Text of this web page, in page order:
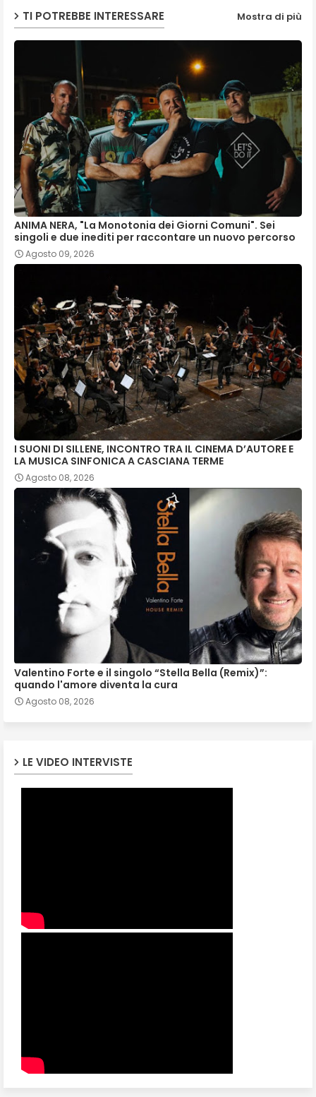
TI POTREBBE INTERESSARE Mostra di più
ANIMA NERA, "La Monotonia dei Giorni Comuni". Sei
singoli e due inediti per raccontare un nuovo percorso
Agosto 09, 2026
I SUONI DI SILLENE, INCONTRO TRA IL CINEMA D’AUTORE E
LA MUSICA SINFONICA A CASCIANA TERME
Agosto 08, 2026
Valentino Forte e il singolo “Stella Bella (Remix)”:
quando l'amore diventa la cura
Agosto 08, 2026
LE VIDEO INTERVISTE